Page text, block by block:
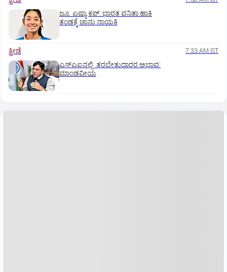
ಜೂ. ಏಷ್ಯಾ ಕಪ್‌: ಭಾರತ ವನಿತಾ ಹಾಕಿ
ತಂಡಕ್ಕೆ ಚಾನು ನಾಯಕಿ
ಕ್ರೀಡೆ 7:33 AM IST
ಎಸ್‌ಎಐನಲ್ಲಿ ತರಬೇತುದಾರರ ಅಭಾವ:
ಮಾಂಡವೀಯ